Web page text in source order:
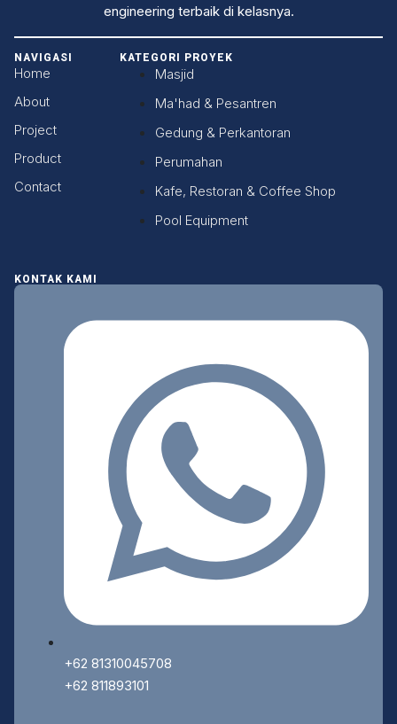
engineering terbaik di kelasnya.
NAVIGASI
Home
About
Project
Product
Contact
KATEGORI PROYEK
Masjid
Ma'had & Pesantren
Gedung & Perkantoran
Perumahan
Kafe, Restoran & Coffee Shop
Pool Equipment
KONTAK KAMI
+62 81310045708
+62 811893101